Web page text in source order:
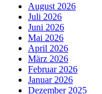
August 2026
Juli 2026
Juni 2026
Mai 2026
April 2026
März 2026
Februar 2026
Januar 2026
Dezember 2025